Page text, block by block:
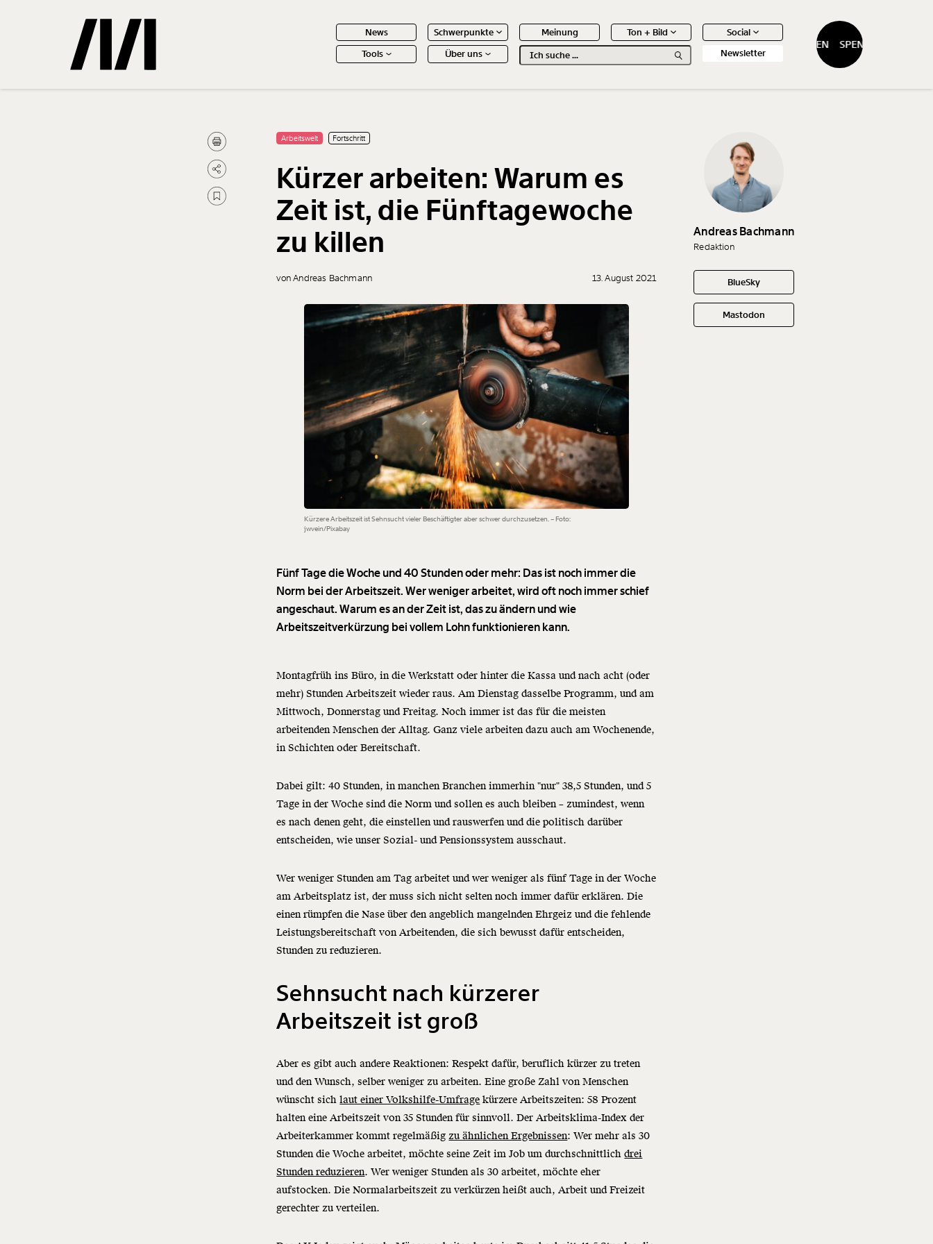
News Schwerpunkte Meinung Ton + Bild
Social
Tools
Über uns Newsletter
SPENDEN SPENDEN
Gemerkte Inhalte
Treffer Artikel
Arbeitswelt Fortschritt
Kürzer arbeiten: Warum es
Zeit ist, die Fünftagewoche
zu killen
von Andreas Bachmann 13. August 2021
Kürzere Arbeitszeit ist Sehnsucht vieler Beschäftigter aber schwer durchzusetzen. – Foto:
jwvein/Pixabay
Fünf Tage die Woche und 40 Stunden oder mehr: Das ist noch immer die
Norm bei der Arbeitszeit. Wer weniger arbeitet, wird oft noch immer schief
angeschaut. Warum es an der Zeit ist, das zu ändern und wie
Arbeitszeitverkürzung bei vollem Lohn funktionieren kann.
Montagfrüh ins Büro, in die Werkstatt oder hinter die Kassa und nach acht (oder
mehr) Stunden Arbeitszeit wieder raus. Am Dienstag dasselbe Programm, und am
Mittwoch, Donnerstag und Freitag. Noch immer ist das für die meisten
arbeitenden Menschen der Alltag. Ganz viele arbeiten dazu auch am Wochenende,
in Schichten oder Bereitschaft.
Dabei gilt: 40 Stunden, in manchen Branchen immerhin "nur" 38,5 Stunden, und 5
Tage in der Woche sind die Norm und sollen es auch bleiben – zumindest, wenn
es nach denen geht, die einstellen und rauswerfen und die politisch darüber
entscheiden, wie unser Sozial- und Pensionssystem ausschaut.
Wer weniger Stunden am Tag arbeitet und wer weniger als fünf Tage in der Woche
am Arbeitsplatz ist, der muss sich nicht selten noch immer dafür erklären. Die
einen rümpfen die Nase über den angeblich mangelnden Ehrgeiz und die fehlende
Leistungsbereitschaft von Arbeitenden, die sich bewusst dafür entscheiden,
Stunden zu reduzieren.
Sehnsucht nach kürzerer
Arbeitszeit ist groß
Aber es gibt auch andere Reaktionen: Respekt dafür, beruflich kürzer zu treten
und den Wunsch, selber weniger zu arbeiten. Eine große Zahl von Menschen
wünscht sichlaut einer Volkshilfe-Umfrage kürzere Arbeitszeiten: 58 Prozent
halten eine Arbeitszeit von 35 Stunden für sinnvoll. Der Arbeitsklima-Index der
Arbeiterkammer kommt regelmäßigzu ähnlichen Ergebnissen: Wer mehr als 30
Stunden die Woche arbeitet, möchte seine Zeit im Job um durchschnittlichdrei
Stunden reduzieren. Wer weniger Stunden als 30 arbeitet, möchte eher
aufstocken. Die Normalarbeitszeit zu verkürzen heißt auch, Arbeit und Freizeit
gerechter zu verteilen.
Andreas Bachmann
Redaktion
BlueSky
Mastodon